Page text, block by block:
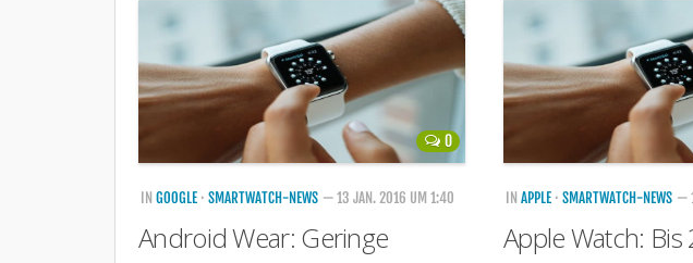
0
IN GOOGLE · SMARTWATCH-NEWS — 13 JAN. 2016 UM 1:40
Android Wear: Geringe
IN APPLE · SMARTWATCH-NEWS —
Apple Watch: Bis